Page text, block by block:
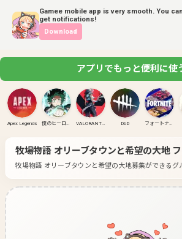
Gamee mobile app is very smooth. You
get notifications!
Download
アプリでもっと便利に
Apex Legends 僕のヒーローアカデミア ULTRA RUMBLE VALORANT(PC) DbD フォートナイト
牧場物語 オリーブタウンと希望の大地フ
牧場物語 オリーブタウンと希望の大地募集ができるグ